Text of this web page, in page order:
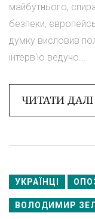
майбутнього,
безпеки,
думку висловив
інтерв'ю ведучо...
ЧИТАТИ ДАЛІ
УКРАЇНЦІ
ВОЛОДИМИР